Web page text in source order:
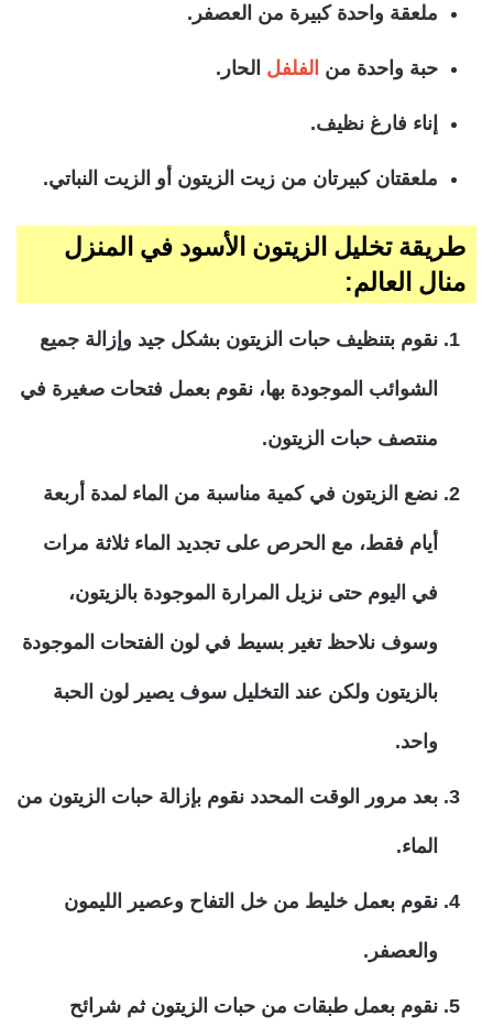
ملعقة واحدة كبيرة من العصفر.
حبة واحدة من الفلفل الحار.
إناء فارغ نظيف.
ملعقتان كبيرتان من زيت الزيتون أو الزيت النباتي.
طريقة تخليل الزيتون الأسود في المنزل
منال العالم:
نقوم بتنظيف حبات الزيتون بشكل جيد وإزالة جميع
الشوائب الموجودة بها، نقوم بعمل فتحات صغيرة في
منتصف حبات الزيتون.
نضع الزيتون في كمية مناسبة من الماء لمدة أربعة
أيام فقط، مع الحرص على تجديد الماء ثلاثة مرات
في اليوم حتى نزيل المرارة الموجودة بالزيتون،
وسوف نلاحظ تغير بسيط في لون الفتحات الموجودة
بالزيتون ولكن عند التخليل سوف يصير لون الحبة
واحد.
بعد مرور الوقت المحدد نقوم بإزالة حبات الزيتون من
الماء.
نقوم بعمل خليط من خل التفاح وعصير الليمون
والعصفر.
نقوم بعمل طبقات من حبات الزيتون ثم شرائح